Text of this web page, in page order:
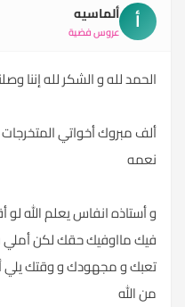
أ ألماسيه
عروس فضية
الحمد لله و الشكر لله إننا
ألف مبروك أخواتي
نعمه
و أستاذه انفاس يعلم الله لو
فيك مااوفيك حقك لكن أملي
تعبك و مجهودك و وقتك يلي
من الله